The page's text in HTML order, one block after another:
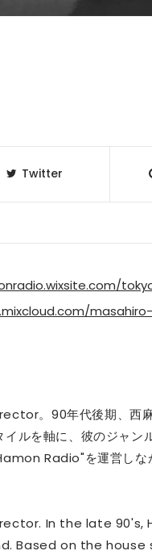
Twitter
。90年代後期、西麻
ルを軸に、彼のジャン
Radio"を運営し
In the late
Based on the